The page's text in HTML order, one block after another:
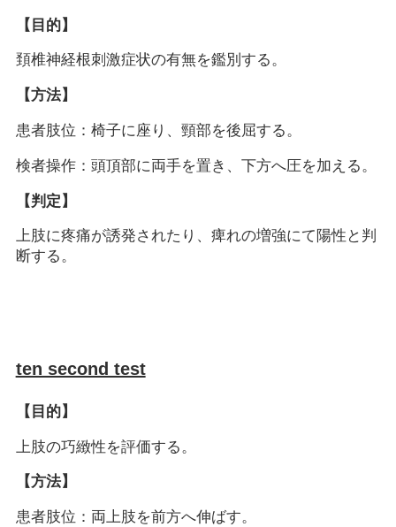
【目的】
頚椎神経根刺激症状の有無を鑑別する。
【方法】
患者肢位：椅子に座り、頸部を後屈する。
検者操作：頭頂部に両手を置き、下方へ圧を加える。
【判定】
上肢に疼痛が誘発されたり、痺れの増強にて陽性と判
断する。
ten second test
【目的】
上肢の巧緻性を評価する。
【方法】
患者肢位：両上肢を前方へ伸ばす。